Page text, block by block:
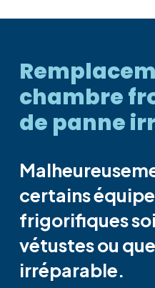
chambre
de panne
certains
frigorifiques
vétustes ou
irréparable.